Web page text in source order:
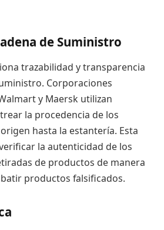
de Suministro
trazabilidad y transparencia
Corporaciones
y Maersk utilizan
la procedencia de los
hasta la estantería. Esta
la autenticidad de los
de productos de manera
productos falsificados.